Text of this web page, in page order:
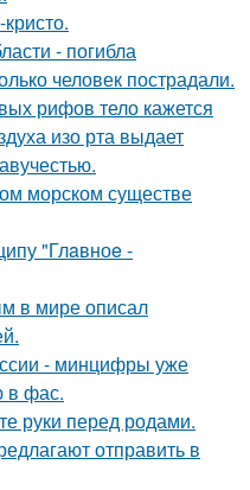
- погибла
человек пострадали.
рифов тело кажется
изо рта выдает
морском существе
"Глaвноe -
в мире описал
- минцифры уже
в фас.
руки перед родами.
отправить в